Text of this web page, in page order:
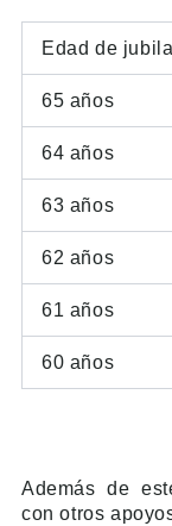
Edad de
65 años
64 años
63 años
62 años
61 años
60 años
Además de
con otros